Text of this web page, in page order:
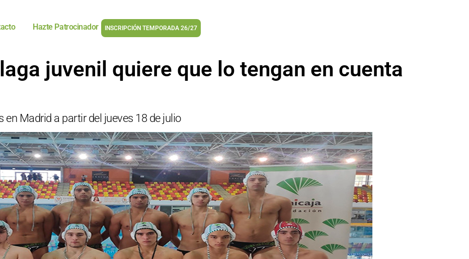
Hazte Patrocinador INSCRIPCIÓN TEMPORADA 26/27
juvenil quiere que lo tengan en cuenta
Madrid a partir del jueves 18 de julio